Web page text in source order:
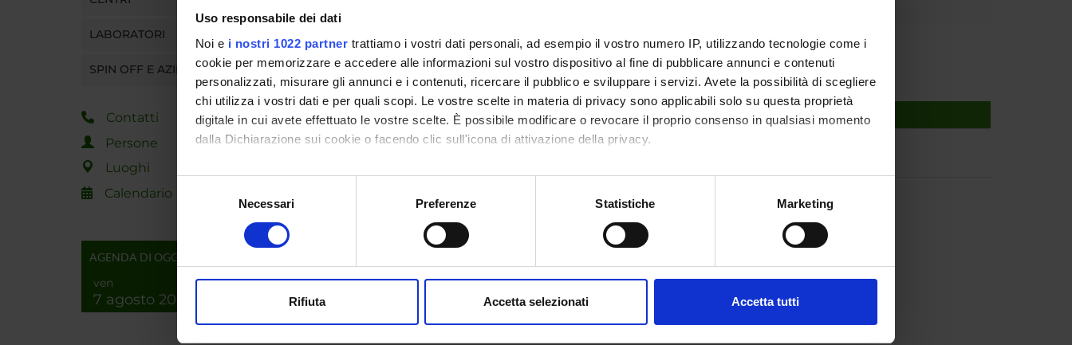
Uso responsabile dei dati
Noi e i nostri 1022 partner trattiamo i vostri dati personali, ad esempio il vostro numero IP, utilizzando tecnologie come i
cookie per memorizzare e accedere alle informazioni sul vostro dispositivo al fine di pubblicare annunci e contenuti
personalizzati, misurare gli annunci e i contenuti, ricercare il pubblico e sviluppare i servizi. Avete la possibilità di scegliere
chi utilizza i vostri dati e per quali scopi. Le vostre scelte in materia di privacy sono applicabili solo su questa proprietà
digitale in cui avete effettuato le vostre scelte. È possibile modificare o revocare il proprio consenso in qualsiasi momento
dalla Dichiarazione sui cookie o facendo clic sull'icona di attivazione della privacy.
Con il tuo consenso, vorremmo anche:
raccogliere informazioni sulla tua posizione geografica, con un'approssimazione di qualche metro,
digitali).
modificare o ritirare il tuo consenso in qualsiasi momento dalla Dichiarazione sui cookie.
Necessari Preferenze Statistiche Marketing
Rifiuta Accetta selezionati Accetta tutti
LABORATORI
SPIN OFF E AZIENDE
Contatti
Persone
Luoghi
Calendario
AGENDA DI OGGI
ven
7 agosto 2026
PARTECIPANTI AL PROGETTO
Alessandro Daducci Professore associato
AREE DI RICERCA COINVOLTE DAL PROGETTO
Bioinformatica e informatica medica